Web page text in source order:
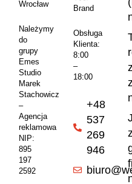
z
Brand
Obsługa
Klienta:
8:00
–
18:00
+48
537
269
946
Wrocław
Należymy
do
grupy
Emes
Studio
Marek
Stachowicz
–
Agencja
reklamowa
NIP:
895
197
2592